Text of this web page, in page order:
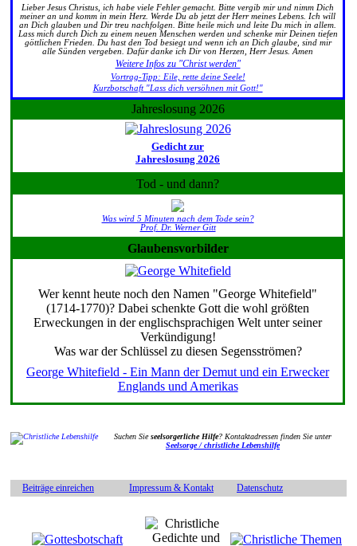
Lieber Jesus Christus, ich habe viele Fehler gemacht. Bitte vergib mir und nimm Dich
meiner an und komm in mein Herz. Werde Du ab jetzt der Herr meines Lebens. Ich will
an Dich glauben und Dir treu nachfolgen. Bitte heile mich und leite Du mich in allem.
Lass mich durch Dich zu einem neuen Menschen werden und schenke mir Deinen tiefen
göttlichen Frieden. Du hast den Tod besiegt und wenn ich an Dich glaube, sind mir
alle Sünden vergeben. Dafür danke ich Dir von Herzen, Herr Jesus. Amen
Weitere Infos zu "Christ werden"
Vortrag-Tipp: Eile, rette deine Seele!
Kurzbotschaft "Lass dich versöhnen mit Gott!"
Jahreslosung 2026
Gedicht zur
Jahreslosung 2026
Tod - und dann?
Was wird 5 Minuten nach dem Tode sein?
Prof. Dr. Werner Gitt
Glaubensvorbilder
Wer kennt heute noch den Namen "George Whitefield"
(1714-1770)? Dabei schenkte Gott die wohl größten
Erweckungen in der englischsprachigen Welt unter seiner
Verkündigung!
Was war der Schlüssel zu diesen Segensströmen?
George Whitefield - Ein Mann der Demut und ein Erwecker
Englands und Amerikas
Suchen Sieseelsorgerliche Hilfe? Kontaktadressen finden Sie unter
Seelsorge / christliche Lebenshilfe
Beiträge einreichen Impressum & Kontakt Datenschutz